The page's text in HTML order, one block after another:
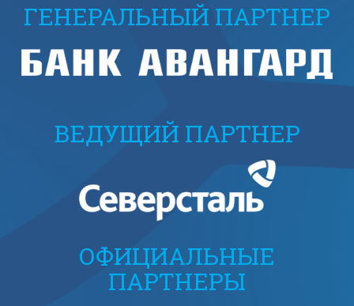
ГЕНЕРАЛЬНЫЙ ПАРТНЕР
ВЕДУЩИЙ ПАРТНЕР
ОФИЦИАЛЬНЫЕ
ПАРТНЕРЫ